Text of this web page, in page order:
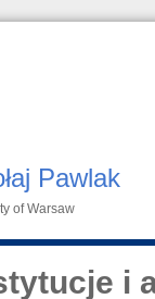
Pawlak
of Warsaw
i